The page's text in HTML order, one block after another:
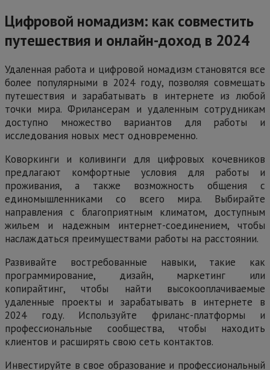
Цифровой номадизм: как совместить
путешествия и онлайн-доход в 2024
Удаленная работа и цифровой номадизм становятся все
более популярными в 2024 году, позволяя совмещать
путешествия и зарабатывать в интернете из любой
точки мира. Фрилансерам и удаленным сотрудникам
доступно множество вариантов для работы и
исследования новых мест одновременно.
Коворкинги и коливинги для цифровых кочевников
предлагают комфортные условия для работы и
проживания, а также возможность общения с
единомышленниками со всего мира. Выбирайте
направления с благоприятным климатом, доступным
жильем и надежным интернет-соединением, чтобы
наслаждаться преимуществами работы на расстоянии.
Развивайте востребованные навыки, такие как
программирование, дизайн, маркетинг или
копирайтинг, чтобы найти высокооплачиваемые
удаленные проекты и зарабатывать в интернете в
2024 году. Используйте фриланс-платформы и
профессиональные сообщества, чтобы находить
клиентов и расширять свою сеть контактов.
Инвестируйте в свое образование и профессиональный